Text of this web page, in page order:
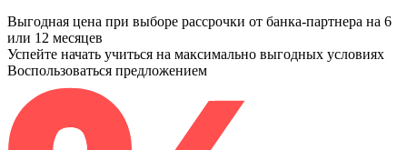
Выгодная цена при выборе рассрочки от банка-партнера на 6
или 12 месяцев
Успейте начать учиться на максимально выгодных условиях
Воспользоваться предложением